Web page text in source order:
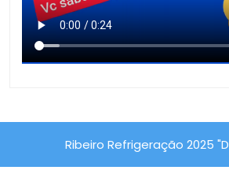
Ribeiro Refrigeração 2025